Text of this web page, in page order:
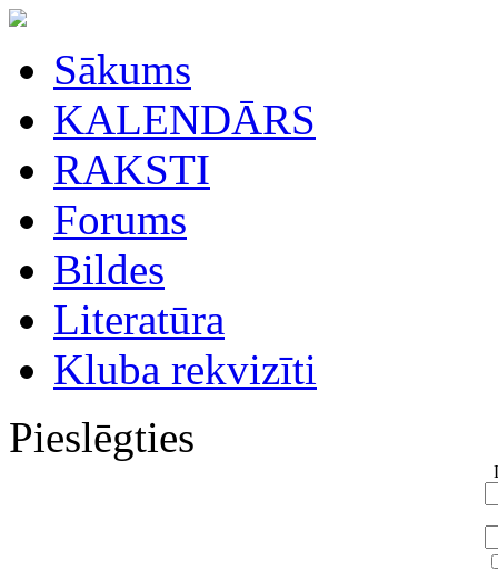
Sākums
KALENDĀRS
RAKSTI
Forums
Bildes
Literatūra
Kluba rekvizīti
Pieslēgties